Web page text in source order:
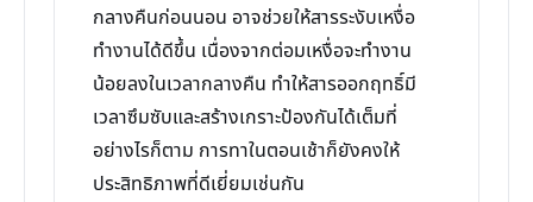
กลางคืนก่อนนอน อาจช่วยให้สารระงับเหงื่อ
ทำงานได้ดีขึ้น เนื่องจากต่อมเหงื่อจะทำงาน
น้อยลงในเวลากลางคืน ทำให้สารออกฤทธิ์มี
เวลาซึมซับและสร้างเกราะป้องกันได้เต็มที่
อย่างไรก็ตาม การทาในตอนเช้าก็ยังคงให้
ประสิทธิภาพที่ดีเยี่ยมเช่นกัน